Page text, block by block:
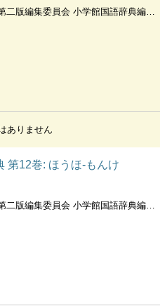
版編集委員会 小学館国語辞典編集部編
ありません
第12巻: ほうほ-もんけ
版編集委員会 小学館国語辞典編集部編